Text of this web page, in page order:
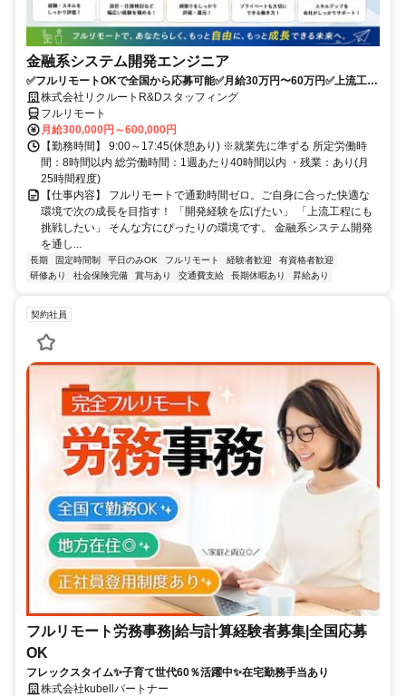
金融系システム開発エンジニア
✅フルリモートOKで全国から応募可能✅月給30万円〜60万円✅上流工程
にも挑戦可能✅夏季・年末年始休暇あり✅週休2日制、年間休日120日
株式会社リクルートR&Dスタッフィング
フルリモート
月給300,000円～600,000円
【勤務時間】 9:00～17:45(休憩あり) ※就業先に準ずる 所定労働時
間：8時間以内 総労働時間：1週あたり40時間以内 ・残業：あり(月
25時間程度)
【仕事内容】 フルリモートで通勤時間ゼロ。ご自身に合った快適な
環境で次の成長を目指す！ 「開発経験を広げたい」 「上流工程にも
挑戦したい」 そんな方にぴったりの環境です。 金融系システム開発
を通し...
長期 固定時間制 平日のみOK フルリモート 経験者歓迎
有資格者歓迎
研修あり
社会保険完備 賞与あり 交通費支給 長期休暇あり 昇給あり
契約社員
フルリモート労務事務|給与計算経験者募集|全国応募
OK
フレックスタイム✨子育て世代60％活躍中✨在宅勤務手当あり
株式会社kubellパートナー